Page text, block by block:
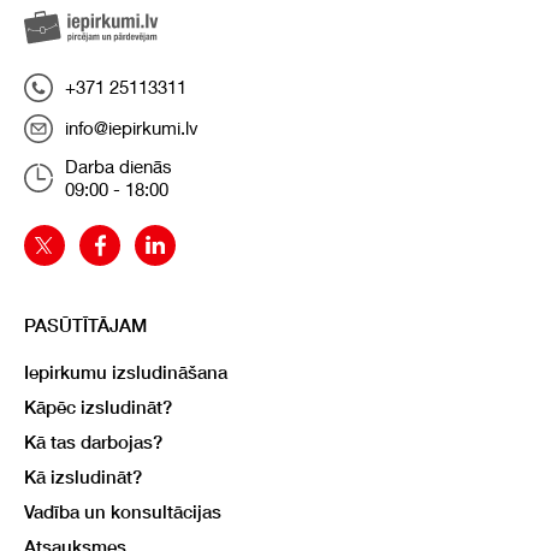
+371 25113311
info@iepirkumi.lv
Darba dienās
09:00 - 18:00
PASŪTĪTĀJAM
Iepirkumu izsludināšana
Kāpēc izsludināt?
Kā tas darbojas?
Kā izsludināt?
Vadība un konsultācijas
Atsauksmes